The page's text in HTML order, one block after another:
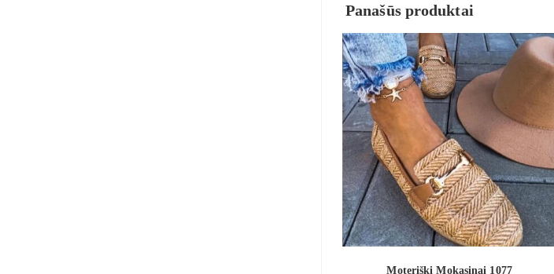
Panašūs produktai
Moteriški Mokasinai 1077